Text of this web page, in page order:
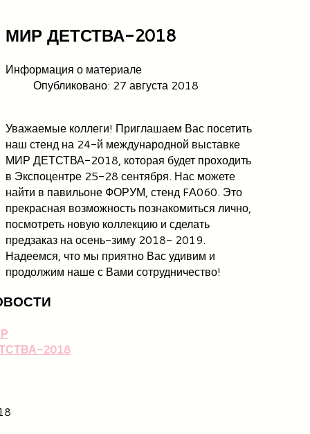
МИР ДЕТСТВА-2018
Информация о материале
Опубликовано: 27 августа 2018
Уважаемые коллеги! Приглашаем Вас посетить
наш стенд на 24-й международной выставке
МИР ДЕТСТВА-2018, которая будет проходить
в Экспоцентре 25-28 сентября. Нас можете
найти в павильоне ФОРУМ, стенд FА060. Это
прекрасная возможность познакомиться лично,
посмотреть новую коллекцию и сделать
предзаказ на осень-зиму 2018- 2019.
Надеемся, что мы приятно Вас удивим и
продолжим наше с Вами сотрудничество!
2018